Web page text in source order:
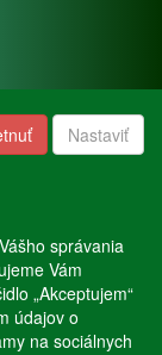
Nastaviť
správania
Vám
„Akceptujem“
údajov o
na sociálnych